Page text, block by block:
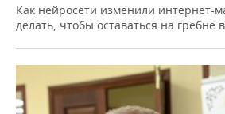
Как нейросети изменили интернет-
делать, чтобы оставаться на гребне